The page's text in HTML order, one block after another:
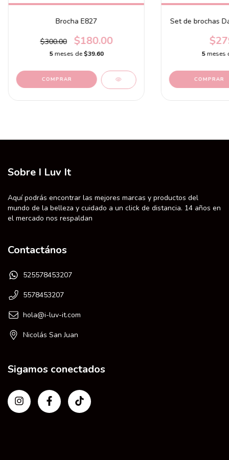
Brocha E827
$300.00 $180.00
5 meses de$39.60
Set de brochas
5meses
Sobre I Luv It
Aquí podrás encontrar las mejores marcas y productos del
mundo de la belleza y cuidado a un click de distancia. 14 años en
el mercado nos respaldan
Contactános
525578453207
5578453207
hola@i-luv-it.com
Nicolás San Juan
Sigamos conectados